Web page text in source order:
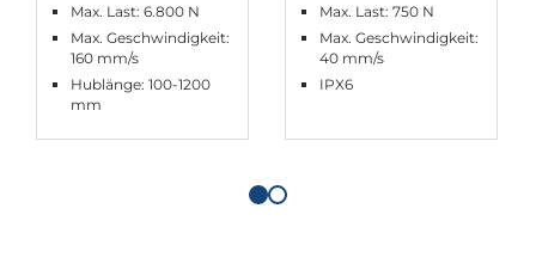
Max. Last: 6.800 N
Max. Geschwindigkeit:
160 mm/s
Hublänge: 100-1200
mm
Max. Last: 750 N
Max. Geschwindigkeit:
40 mm/s
IPX6